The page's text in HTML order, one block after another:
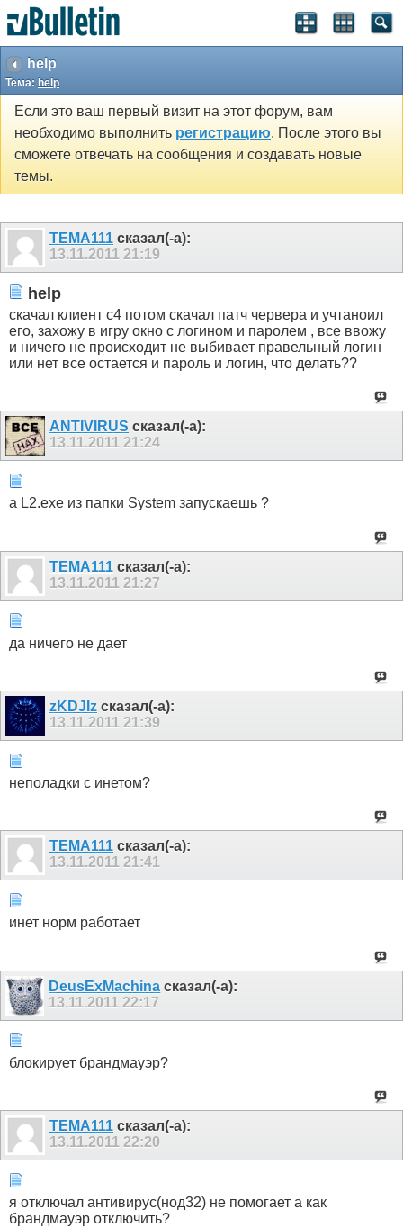
help
Тема: help
Если это ваш первый визит на этот форум, вам
необходимо выполнить регистрацию. После этого вы
сможете отвечать на сообщения и создавать новые
темы.
TEMA111 сказал(-а):
13.11.2011 21:19
help
скачал клиент с4 потом скачал патч червера и учтаноил
его, захожу в игру окно с логином и паролем , все ввожу
и ничего не происходит не выбивает правельный логин
или нет все остается и пароль и логин, что делать??
ANTIVIRUS сказал(-а):
13.11.2011 21:24
а L2.exe из папки System запускаешь ?
TEMA111 сказал(-а):
13.11.2011 21:27
да ничего не дает
zKDJIz сказал(-а):
13.11.2011 21:39
неполадки с инетом?
TEMA111 сказал(-а):
13.11.2011 21:41
инет норм работает
DeusExMachina сказал(-а):
13.11.201122:17
блокирует брандмауэр?
TEMA111 сказал(-а):
13.11.2011 22:20
я отключал антивирус(нод32) не помогает а как
брандмауэр отключить?